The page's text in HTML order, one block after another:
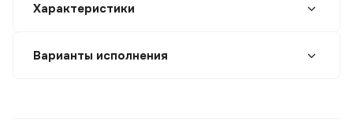
Характеристики
Варианты исполнения